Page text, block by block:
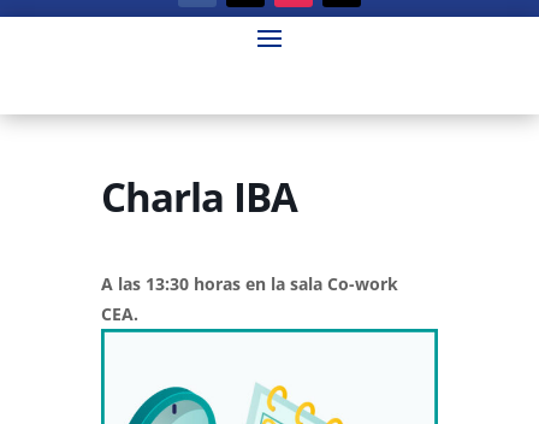
Charla IBA
A las 13:30 horas en la sala Co-work
CEA.